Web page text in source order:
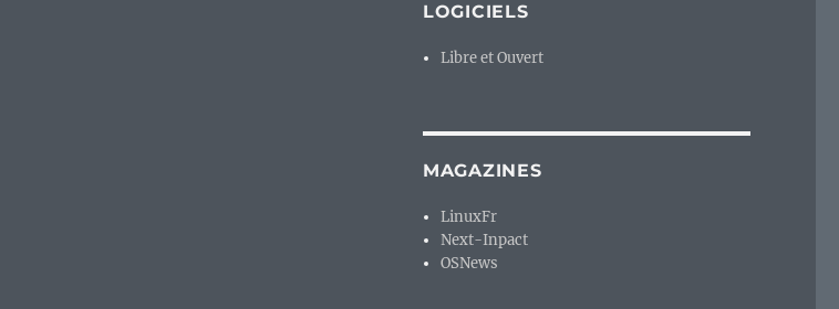
LOGICIELS
Libre et Ouvert
MAGAZINES
LinuxFr
Next-Inpact
OSNews